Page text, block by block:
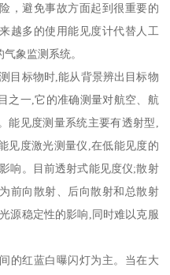
，避免事故方面起到很重要的
越多的使用能见度计代替人工
象监测系统。
目标物时,能从背景辨出目标物
之一,它的准确测量对航空、航
能见度测量系统主要有透射型,
见度激光测量仪,在低能见度的
响。目前透射式能见度仪;散射
前向散射、后向散射和总散射
源稳定性的影响,同时难以克服
的红蓝白曝闪灯为主。当在大